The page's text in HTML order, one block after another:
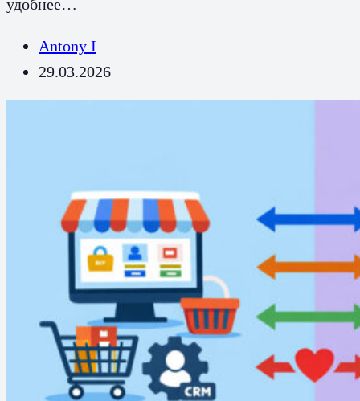
удобнее…
Antony I
29.03.2026